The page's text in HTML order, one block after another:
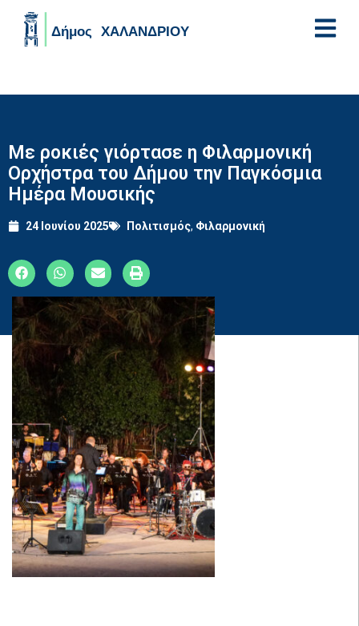
Με ροκιές γιόρτασε η Φιλαρμονική
Ορχήστρα του Δήμου την Παγκόσμια
Ημέρα Μουσικής
24 Ιουνίου 2025 Πολιτισμός, Φιλαρμονική